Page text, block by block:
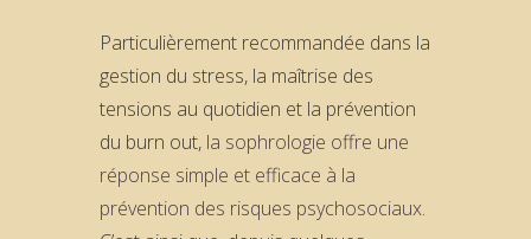
Particulièrement recommandée dans la
gestion du stress, la maîtrise des
tensions au quotidien et la prévention
du burn out, la sophrologie offre une
réponse simple et efficace à la
prévention des risques psychosociaux.